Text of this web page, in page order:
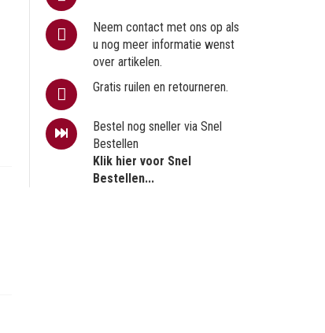
Neem contact met ons op als
u nog meer informatie wenst
over artikelen.
Gratis ruilen en retourneren.
Bestel nog sneller via Snel
Bestellen
Klik hier voor Snel
Bestellen...